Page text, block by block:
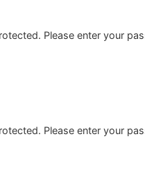
Please enter your
Please enter your